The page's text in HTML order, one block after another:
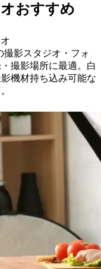
おすすめ
影スタジオ・フォ
撮影場所に最適。白
機材持ち込み可能な